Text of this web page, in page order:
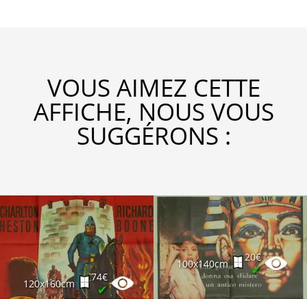
VOUS AIMEZ CETTE
AFFICHE, NOUS VOUS
SUGGÉRONS :
120x160cm
74€
✔
100x140cm
20€
✔